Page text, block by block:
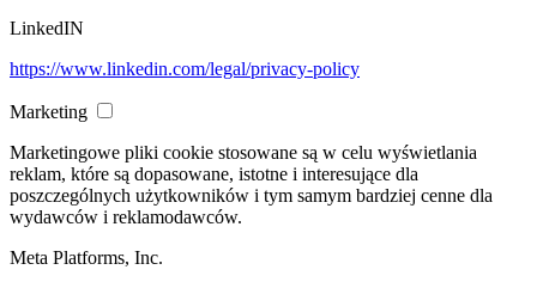
LinkedIN
https://www.linkedin.com/legal/privacy-policy
Marketing
Marketingowe pliki cookie stosowane są w celu wyświetlania
reklam, które są dopasowane, istotne i interesujące dla
poszczególnych użytkowników i tym samym bardziej cenne dla
wydawców i reklamodawców.
Meta Platforms, Inc.